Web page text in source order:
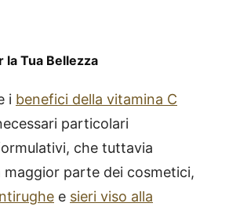
la Tua Bellezza
i benefici della vitamina C
particolari
che tuttavia
maggior parte dei cosmetici,
e sieri viso alla